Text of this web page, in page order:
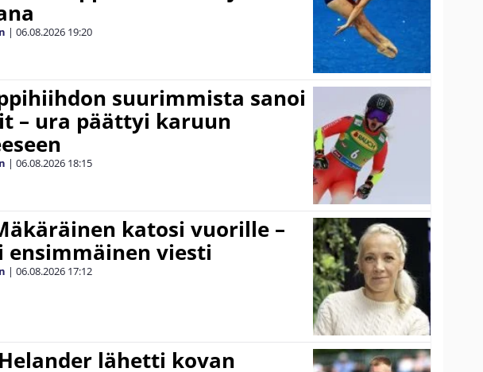
| 06.08.2026 19:20
suurimmista sanoi
– ura päättyi karuun
| 06.08.2026 18:15
katosi vuorille –
viesti
| 06.08.2026 17:12
lähetti kovan